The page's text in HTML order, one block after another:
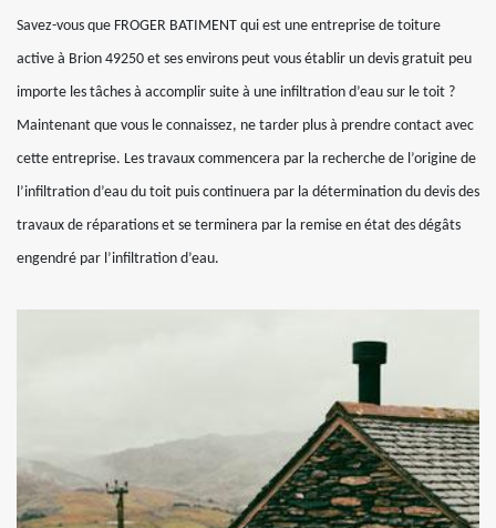
Savez-vous que FROGER BATIMENT qui est une entreprise de toiture
active à Brion 49250 et ses environs peut vous établir un devis gratuit peu
importe les tâches à accomplir suite à une infiltration d’eau sur le toit ?
Maintenant que vous le connaissez, ne tarder plus à prendre contact avec
cette entreprise. Les travaux commencera par la recherche de l’origine de
l’infiltration d’eau du toit puis continuera par la détermination du devis des
travaux de réparations et se terminera par la remise en état des dégâts
engendré par l’infiltration d’eau.